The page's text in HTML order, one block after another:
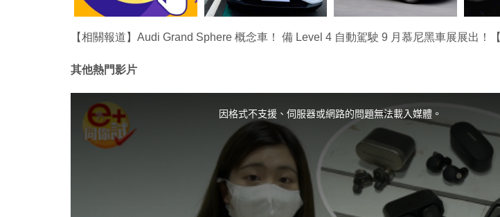
【相關報道】Audi Grand Sphere 概念車！ 備 Level 4 自動駕駛 9 月慕尼黑車展展出！【
其他熱門影片
因格式不支援、伺服器或網路的問題無法載入媒體。